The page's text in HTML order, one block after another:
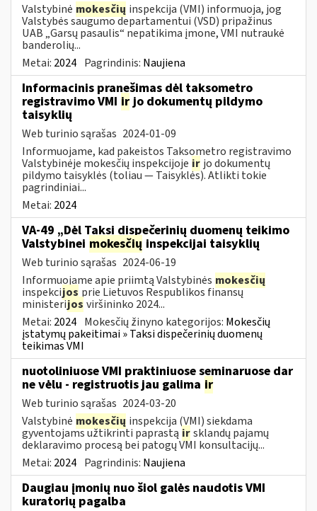
Valstybinė mokesčių inspekcija (VMI) informuoja, jog
Valstybės saugumo departamentui (VSD) pripažinus
UAB „Garsų pasaulis“ nepatikima įmone, VMI nutraukė
banderolių...
Metai: 2024 Pagrindinis: Naujiena
Informacinis pranešimas dėl taksometro
registravimo VMI irjo dokumentų pildymo
taisyklių
Web turinio sąrašas 2024-01-09
Informuojame, kad pakeistos Taksometro registravimo
Valstybinėje mokesčių inspekcijoje ir jo dokumentų
pildymo taisyklės (toliau — Taisyklės). Atlikti tokie
pagrindiniai...
Metai: 2024
VA-49 „Dėl Taksi dispečerinių duomenų teikimo
Valstybinei mokesčių inspekcijai taisyklių
Web turinio sąrašas 2024-06-19
Informuojame apie priimtą Valstybinės mokesčių
inspekcijos prie Lietuvos Respublikos finansų
ministerijos viršininko 2024...
Metai: 2024 Mokesčių žinyno kategorijos: Mokesčių
įstatymų pakeitimai » Taksi dispečerinių duomenų
teikimas VMI
nuotoliniuose VMI praktiniuose seminaruose dar
ne vėlu - registruotis jau galima ir
Web turinio sąrašas 2024-03-20
Valstybinė mokesčių inspekcija (VMI) siekdama
gyventojams užtikrinti paprastą irsklandų pajamų
deklaravimo procesą bei patogų VMI konsultacijų...
Metai: 2024 Pagrindinis: Naujiena
Daugiau įmonių nuo šiol galės naudotis VMI
kuratorių pagalba